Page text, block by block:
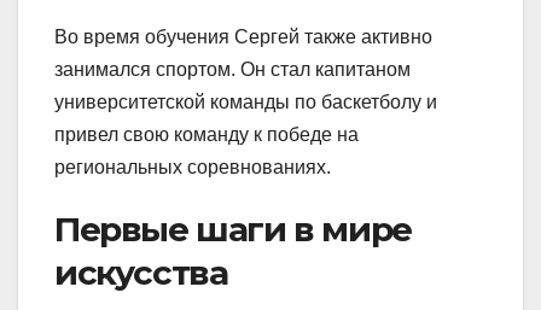
Во время обучения Сергей также активно
занимался спортом. Он стал капитаном
университетской команды по баскетболу и
привел свою команду к победе на
региональных соревнованиях.
Первые шаги в мире
искусства